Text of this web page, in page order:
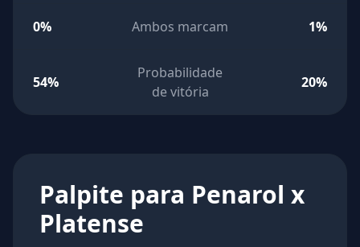
0% Ambos marcam 1%
54%
Probabilidade
de vitória
20%
Palpite para Penarol x
Platense